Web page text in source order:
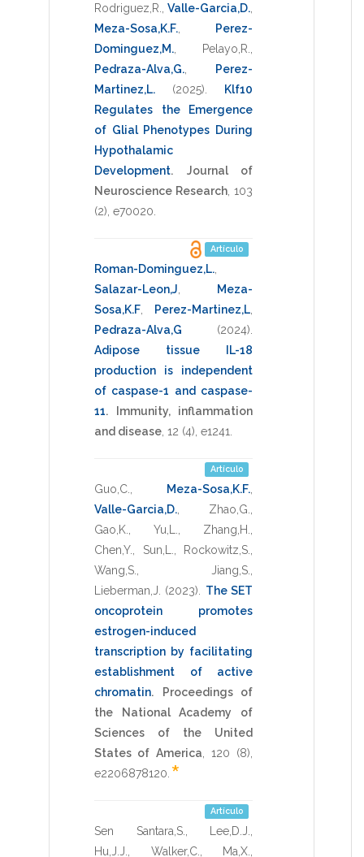
Rodriguez,R.
Valle-Garcia,D.
Meza-Sosa,K.F.
Perez-
Dominguez,M.
Pelayo,R.
Pedraza-Alva,G.
Perez-
Martinez,L.
(2025)
Klf10
Regulates the Emergence
of Glial Phenotypes During
Hypothalamic
Development.
Journal of
Neuroscience Research 103
(2), e70020
Artículo
Roman-Dominguez,L.
Salazar-Leon,J
Meza-
Sosa,K.F
Perez-Martinez,L
Pedraza-Alva,G
(2024)
Adipose tissue IL-18
production is independent
of caspase-1 and caspase-
11.
Immunity, inflammation
and disease 12 (4), e1241
Artículo
Guo,C. Meza-Sosa,K.F.
Valle-Garcia,D.
Zhao,G.
Gao,K.
Yu,L. Zhang,H.
Chen,Y.
Sun,L. Rockowitz,S.
Wang,S.
Jiang,S.
Lieberman,J.
(2023)
The SET
oncoprotein promotes
estrogen-induced
transcription by facilitating
establishment of active
chromatin.
Proceedings of
the National Academy of
Sciences of the United
States of America
120 (8),
e2206878120 *
Artículo
Sen Santara,S. Lee,D.J.
Hu,J.J.
Walker,C. Ma,X.